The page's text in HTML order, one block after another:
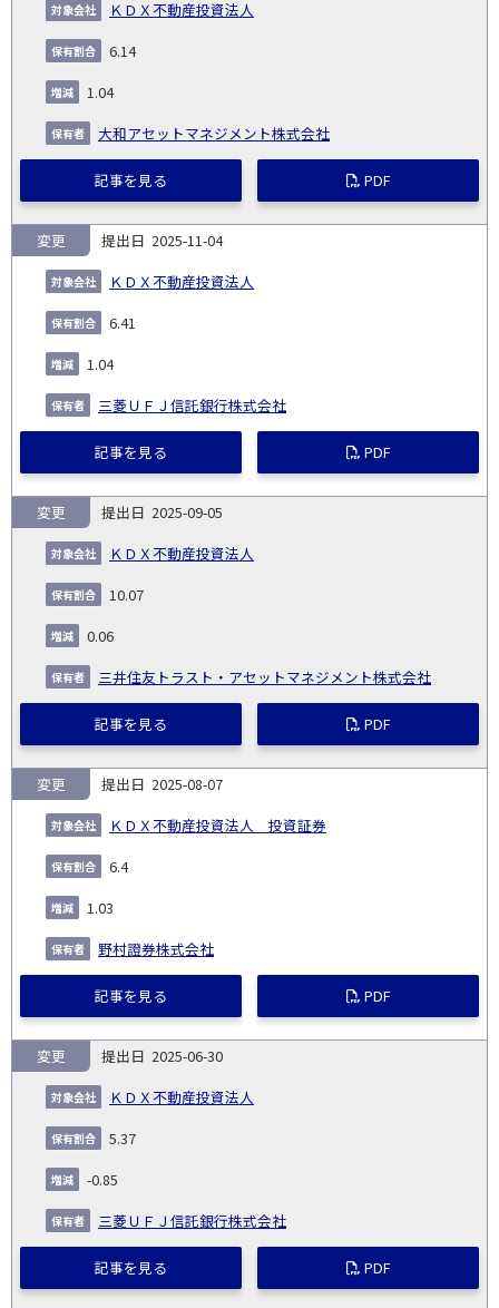
ＫＤＸ不動産投資法人
6.14
1.04
大和アセットマネジメント株式会社
記事を見る PDF
2025-11-04
ＫＤＸ不動産投資法人
変更
6.41
1.04
三菱ＵＦＪ信託銀行株式会社
記事を見る PDF
2025-09-05
ＫＤＸ不動産投資法人
変更
10.07
0.06
三井住友トラスト・アセットマネジメント株式会社
記事を見る PDF
2025-08-07
ＫＤＸ不動産投資法人 投資証券
変更
6.4
1.03
野村證券株式会社
記事を見る PDF
2025-06-30
ＫＤＸ不動産投資法人
変更
5.37
-0.85
三菱ＵＦＪ信託銀行株式会社
記事を見る PDF